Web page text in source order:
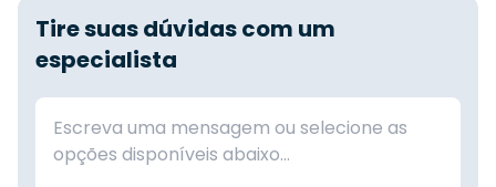
Tire suas dúvidas com um
especialista